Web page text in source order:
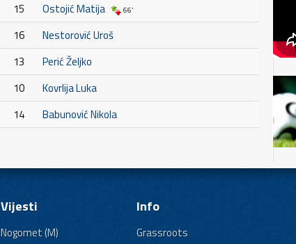
15 Ostojić Matija 66'
16
Nestorović Uroš
13
Perić Željko
10
Kovrlija Luka
14
Babunović Nikola
Vijesti
Nogomet (M)
Info
Grassroots